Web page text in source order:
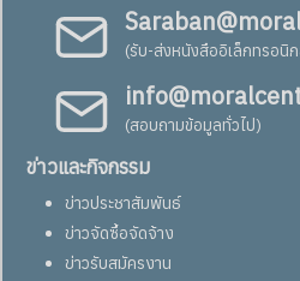
(รับ-ส่งหนังสืออิเล็กทรอนิ
(สอบถามข้อมูลทั่วไป)
ข่าวและกิจกรรม
ข่าวประชาสัมพันธ์
ข่าวจัดซื้อจัดจ้าง
ข่าวรับสมัครงาน